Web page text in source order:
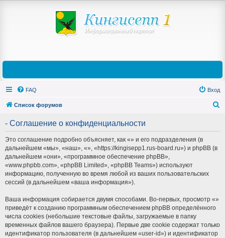
FAQ Вход
Список форумов
- Соглашение о конфиденциальности
Это соглашение подробно объясняет, как «» и его подразделения (в
дальнейшем «мы», «наш», «», «https://kingisepp1.rus-board.ru») и phpBB (в
дальнейшем «они», «программное обеспечение phpBB»,
«www.phpbb.com», «phpBB Limited», «phpBB Teams») используют
информацию, полученную во время любой из ваших пользовательских
сессий (в дальнейшем «ваша информация»).
Ваша информация собирается двумя способами. Во-первых, просмотр «»
приведёт к созданию программным обеспечением phpBB определённого
числа cookies (небольшие текстовые файлы, загружаемые в папку
временных файлов вашего браузера). Первые две cookie содержат только
идентификатор пользователя (в дальнейшем «user-id») и идентификатор